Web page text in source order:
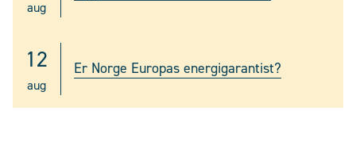
aug
12
aug
Er Norge Europas energigarantist?